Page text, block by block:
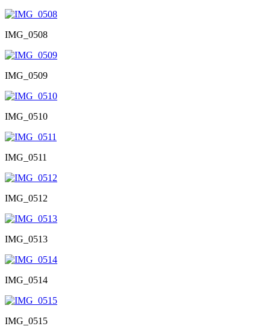
IMG_0508
IMG_0509
IMG_0510
IMG_0511
IMG_0512
IMG_0513
IMG_0514
IMG_0515